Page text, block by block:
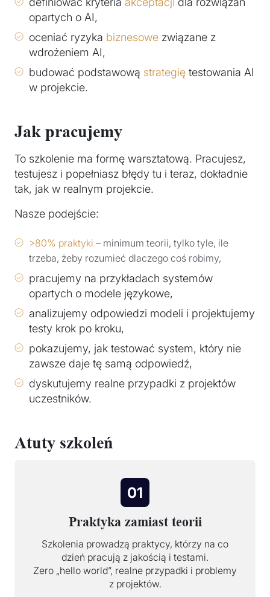
opartych o AI,
oceniać ryzyka biznesowe związane z
wdrożeniem AI,
budować podstawową strategię testowania AI
w projekcie.
Jak pracujemy
To szkolenie ma formę warsztatową. Pracujesz,
testujesz i popełniasz błędy tu i teraz, dokładnie
tak, jak w realnym projekcie.
Nasze podejście:
>80% praktyki – minimum teorii, tylko tyle, ile
trzeba, żeby rozumieć dlaczego coś robimy,
pracujemy na przykładach systemów
opartych o modele językowe,
analizujemy odpowiedzi modeli i projektujemy
testy krok po kroku,
pokazujemy, jak testować system, który nie
zawsze daje tę samą odpowiedź,
dyskutujemy realne przypadki z projektów
uczestników.
Atuty szkoleń
01
Praktyka zamiast teorii
Szkolenia prowadzą praktycy, którzy na co
dzień pracują z jakością i testami.
Zero „hello world”, realne przypadki i problemy
z projektów.